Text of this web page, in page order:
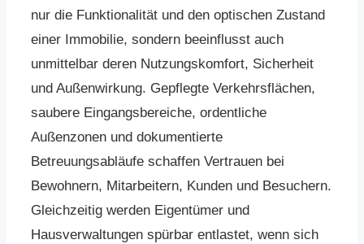
nur die Funktionalität und den optischen Zustand
einer Immobilie, sondern beeinflusst auch
unmittelbar deren Nutzungskomfort, Sicherheit
und Außenwirkung. Gepflegte Verkehrsflächen,
saubere Eingangsbereiche, ordentliche
Außenzonen und dokumentierte
Betreuungsabläufe schaffen Vertrauen bei
Bewohnern, Mitarbeitern, Kunden und Besuchern.
Gleichzeitig werden Eigentümer und
Hausverwaltungen spürbar entlastet, wenn sich